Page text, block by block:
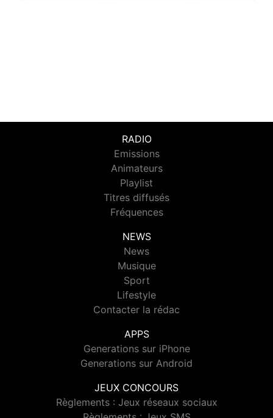
RADIO
Emissions
Animateurs
Playlist
Titres diffusés
Fréquences
NEWS
News
Musique
Sport
Lifestyle
Contacter la rédac
APPS
Generations sur iPhone
Generations sur Android
JEUX CONCOURS
Règlements : Jeux réseaux sociaux